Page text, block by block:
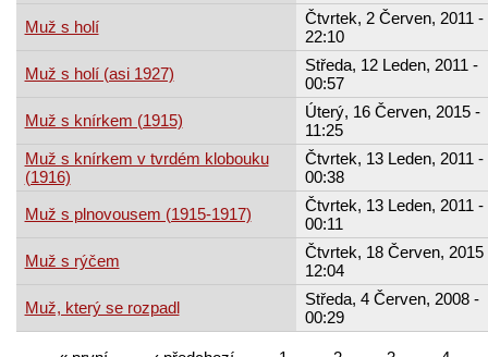
Muž s holí
Čtvrtek, 2 Červen, 2011 -
22:10
Muž s holí (asi 1927)
Středa, 12 Leden, 2011 -
00:57
Muž s knírkem (1915)
Úterý, 16 Červen, 2015 -
11:25
Muž s knírkem v tvrdém klobouku
(1916)
Čtvrtek, 13 Leden, 2011 -
00:38
Muž s plnovousem (1915-1917)
Čtvrtek, 13 Leden, 2011 -
00:11
Muž s rýčem
Čtvrtek, 18 Červen, 2015
12:04
Muž, který se rozpadl
Středa, 4 Červen, 2008 -
00:29